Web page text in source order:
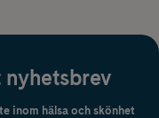
nyhetsbrev
inom hälsa och skönhet